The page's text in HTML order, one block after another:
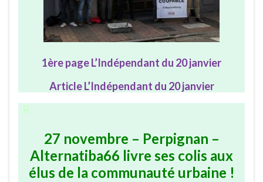
1ère page L’Indépendant du 20 janvier
Article L’Indépendant du 20 janvier
..R
27 novembre – Perpignan –
Alternatiba66 livre ses colis aux
élus de la communauté urbaine !